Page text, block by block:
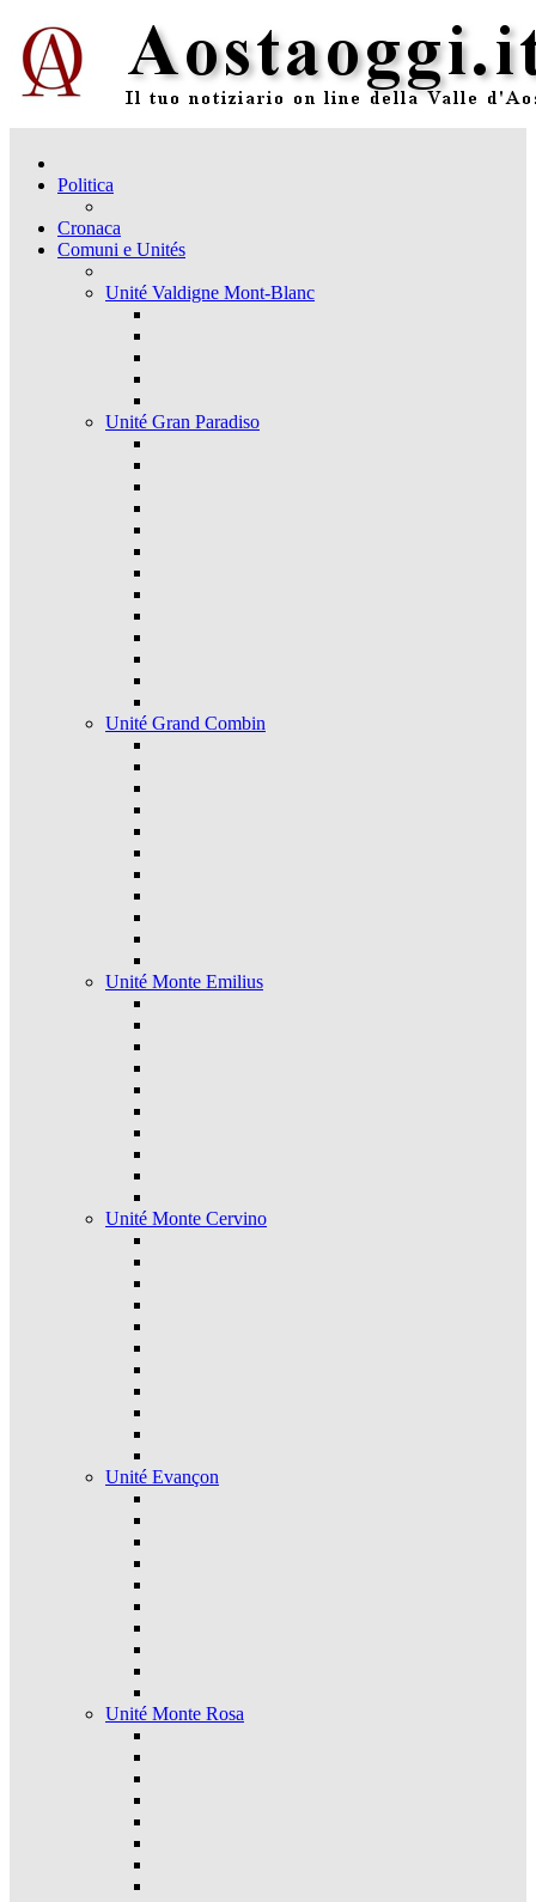
Politica
Cronaca
Comuni e Unités
Unité Valdigne Mont-Blanc
Unité Gran Paradiso
Unité Grand Combin
Unité Monte Emilius
Unité Monte Cervino
Unité Evançon
Unité Monte Rosa